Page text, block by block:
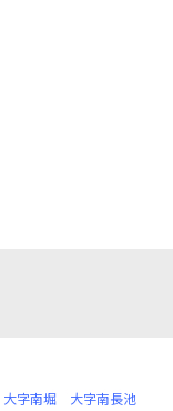
大字南堀
大字南長池